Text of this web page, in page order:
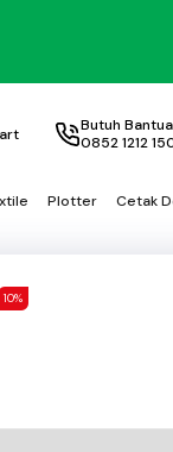
Butuh
0852 1212
Plotter Cetak
10%